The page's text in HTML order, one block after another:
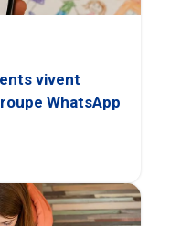
vivent
WhatsApp